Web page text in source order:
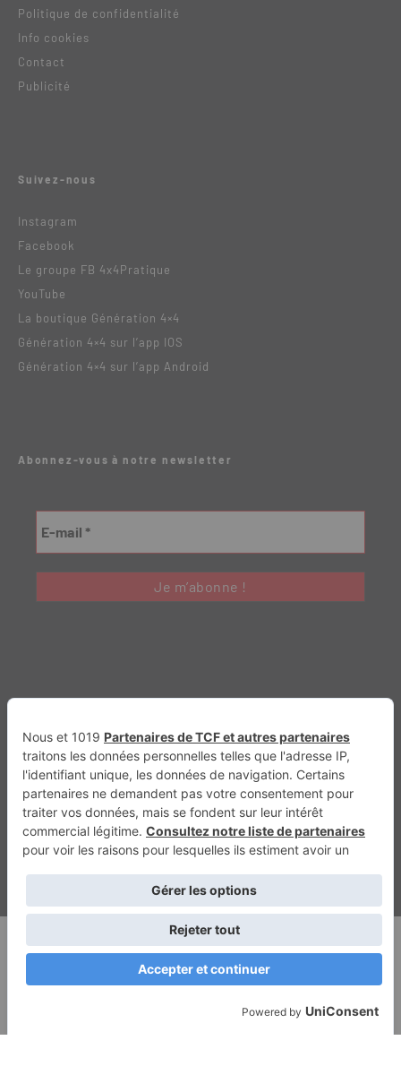
Politique de confidentialité
Info cookies
Contact
Publicité
Suivez-nous
Instagram
Facebook
Le groupe FB 4x4Pratique
YouTube
La boutique Génération 4×4
Génération 4×4 sur l’app IOS
Génération 4×4 sur l’app Android
Abonnez-vous à notre newsletter
MX2K Enduro Mag Trail Adventure Trial Mag Sport-Bikes
Boutique CPPRESSE Maisons A Vivre
Retour en haut
Depuis 2010 - Un magazine duGroupe CPPRESSE